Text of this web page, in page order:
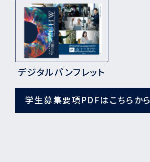
デジタルパンフレット
学生募集要項PDFはこちらから